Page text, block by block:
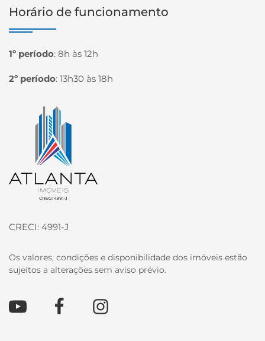
Horário de funcionamento
1º período: 8h às 12h
2º período: 13h30 às 18h
Página inicial
CRECI: 4991-J
Os valores, condições e disponibilidade dos imóveis estão
sujeitos a alterações sem aviso prévio.
Youtube FacebookInstagram